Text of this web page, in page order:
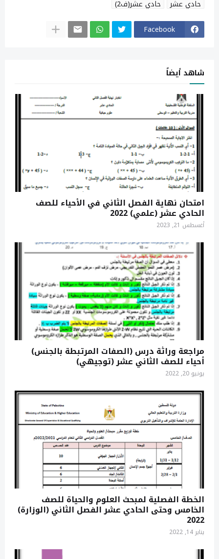
حادي عشر
حادي عشر(ف2)
Facebook
شاهد أيضاً
امتحان نهاية الفصل الثاني في الأحياء للصف
الحادي عشر (علمي) 2022
أغسطس 21, 2023
مراجعة وراثة درس (الصفات المرتبطة بالجنس)
أحياء للصف الثاني عشر (توجيهي)
يونيو 20, 2022
الخطة الفصلية لمبحث العلوم والحياة للصف
الخامس وحتى الحادي عشر الفصل الثاني (الوزارة)
2022
يناير 14, 2022